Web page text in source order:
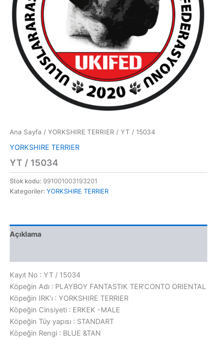
Ana Sayfa / YORKSHIRE TERRIER / YT / 15034
YORKSHIRE TERRIER
YT / 15034
Stok kodu: 991001003193201
Kategoriler: YORKSHIRE TERRIER
Açıklama
Kayıt No : YT / 15034
Köpeğin Adı : PLAYBOY FANTASTIK TER’CONTO ORIENTAL
Köpeğin IRK’ı : YORKSHIRE TERRIER
Köpeğin Cinsiyeti : ERKEK -MALE
Köpeğin Tüy yapısı : STANDART
Köpeğin Rengi : BLUE &TAN